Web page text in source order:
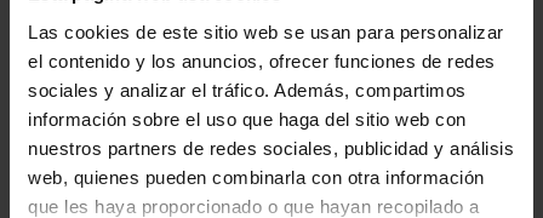
Las cookies de este sitio web se usan para personalizar
el contenido y los anuncios, ofrecer funciones de redes
sociales y analizar el tráfico. Además, compartimos
información sobre el uso que haga del sitio web con
nuestros partners de redes sociales, publicidad y análisis
web, quienes pueden combinarla con otra información
que les haya proporcionado o que hayan recopilado a